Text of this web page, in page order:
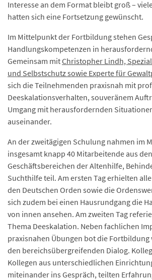
Interesse an dem Format bleibt groß –
hatten sich eine Fortsetzung gewünscht.
Im Mittelpunkt der Fortbildung stehen
Handlungskompetenzen in
Gemeinsam mitChristopher Lindh,
und Selbstschutz sowie Experte für
sich die Teilnehmenden praxisnah mit
Deeskalationsverhalten, souveränem
Umgang mit herausfordernden
auseinander.
An der zweitägigen Schulung nahmen im
insgesamt knapp 40 Mitarbeitende aus den
Geschäftsbereichen der Altenhilfe,
Suchthilfe teil. Am ersten Tag erhielten
den Deutschen Orden sowie die
sich zudem bei einen Hausrundgang die
von innen ansehen. Am zweiten Tag
Thema Deeskalation. Neben fachlichen
praxisnahen Übungen bot die Fortbildung
den bereichsübergreifenden Dialog.
Kollegen aus unterschiedlichen
miteinander ins Gespräch, teilten